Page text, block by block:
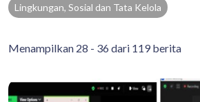
Lingkungan, Sosial dan Tata Kelola
Menampilkan 28 - 36 dari 119 berita